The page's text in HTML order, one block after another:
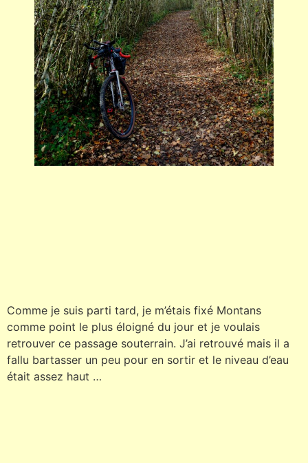
Comme je suis parti tard, je m’étais fixé Montans
comme point le plus éloigné du jour et je voulais
retrouver ce passage souterrain. J’ai retrouvé mais il a
fallu bartasser un peu pour en sortir et le niveau d’eau
était assez haut …